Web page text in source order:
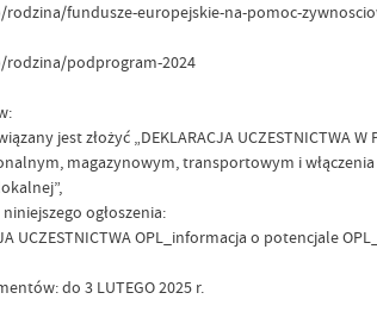
fundusze-europejskie-na-pomoc-
podprogram-2024
jest złożyć „DEKLARACJA UCZESTNICTWA W
magazynowym, transportowym i włączenia
ogłoszenia:
UCZESTNICTWA OPL_informacja o potencjale
do 3 LUTEGO 2025 r.